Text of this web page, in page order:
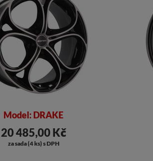
Model: DRAKE
20 485,00 Kč
za sada (4 ks) s DPH